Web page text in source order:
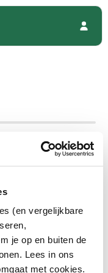
(en vergelijkbare
je op en buiten de
Lees in ons
met cookies.